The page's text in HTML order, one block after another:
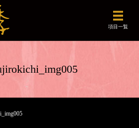
メニュ
項目一覧